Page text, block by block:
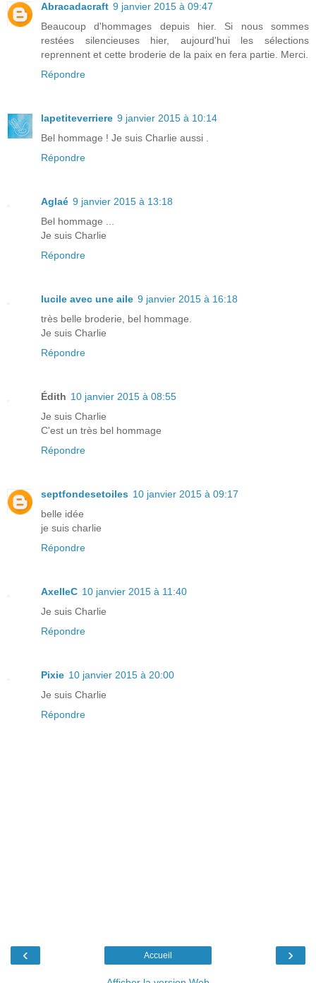
Abracadacraft 9 janvier 2015 à 09:47
Beaucoup d'hommages depuis hier. Si nous sommes
restées silencieuses hier, aujourd'hui les sélections
reprennent et cette broderie de la paix en fera partie. Merci.
Répondre
lapetiteverriere 9 janvier 2015 à 10:14
Bel hommage ! Je suis Charlie aussi .
Répondre
Aglaé 9 janvier 2015 à 13:18
Bel hommage ...
Je suis Charlie
Répondre
lucile avec une aile 9 janvier 2015 à 16:18
très belle broderie, bel hommage.
Je suis Charlie
Répondre
Édith 10 janvier 2015 à 08:55
Je suis Charlie
C'est un très bel hommage
Répondre
septfondesetoiles 10 janvier 2015 à 09:17
belle idée
je suis charlie
Répondre
AxelleC 10 janvier 2015 à 11:40
Je suis Charlie
Répondre
Pixie 10 janvier 2015 à 20:00
Je suis Charlie
Répondre
‹ ›
Accueil